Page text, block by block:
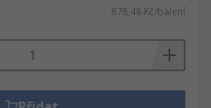
878,48 Kč/balení